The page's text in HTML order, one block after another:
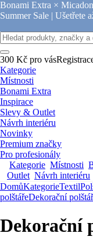
Bonami Extra ×
Summer Sale | Ušetřete
300 Kč pro vás
Kategorie
Místnosti
Bonami Extra
Inspirace
Slevy & Outlet
Návrh interiéru
Novinky
Premium značky
Pro profesionály
Kategorie Místnosti
Outlet Návrh interiéru
DomůKategorieTextil
polštářeDekorační
Dekorační